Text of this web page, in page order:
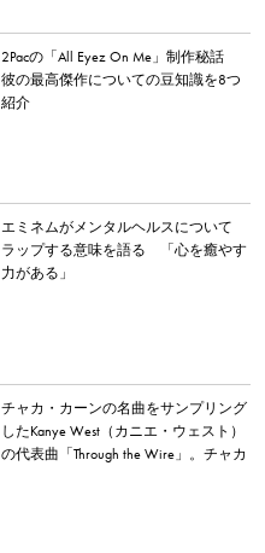
2Pacの「All Eyez On Me」制作秘話
彼の最高傑作についての豆知識を8つ
紹介
エミネムがメンタルヘルスについて
ラップする意味を語る 「心を癒やす
力がある」
チャカ・カーンの名曲をサンプリング
したKanye West（カニエ・ウェスト）
の代表曲「Through the Wire」。チャカ